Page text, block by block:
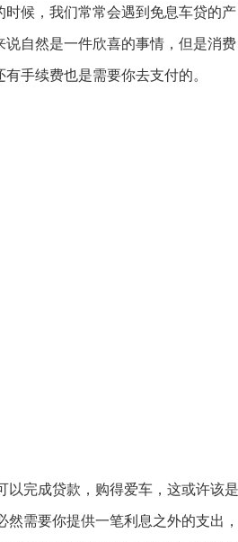
候，我们常常会遇到免息车贷的产
自然是一件欣喜的事情，但是消费
手续费也是需要你去支付的。
以完成贷款，购得爱车，这或许该是
然需要你提供一笔利息之外的支出，